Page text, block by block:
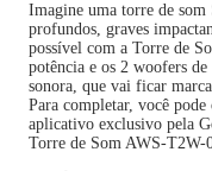
Imagine uma torre de
profundos, graves
possível com a Torre de
potência e os 2 woofers de
sonora, que vai ficar
Para completar, você
aplicativo exclusivo pela
Torre de Som AWS-T2W-